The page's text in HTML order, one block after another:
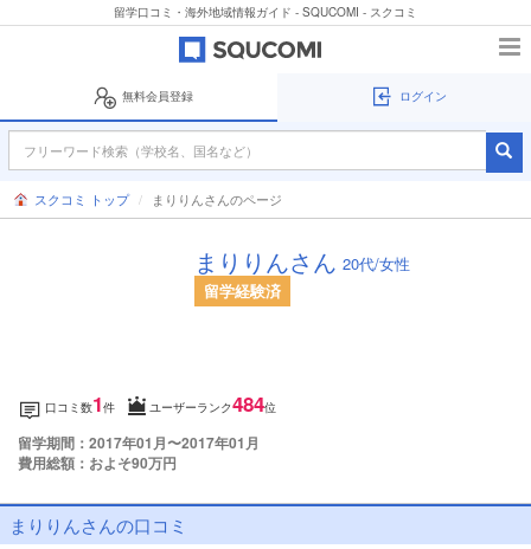
留学口コミ・海外地域情報ガイド - SQUCOMI - スクコミ
無料会員登録 ログイン
スクコミ トップ まりりんさんのページ
まりりんさん 20代/女性
留学経験済
口コミ数1件 ユーザーランク484位
留学期間：2017年01月〜2017年01月
費用総額：およそ90万円
まりりんさんの口コミ